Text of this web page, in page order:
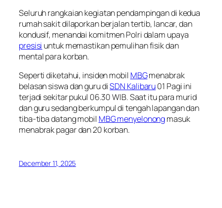
Seluruh rangkaian kegiatan pendampingan di kedua
rumah sakit dilaporkan berjalan tertib, lancar, dan
kondusif, menandai komitmen Polri dalam upaya
presisi untuk memastikan pemulihan fisik dan
mental para korban.
Seperti diketahui, insiden mobil MBGmenabrak
belasan siswa dan guru diSDN Kalibaru01 Pagi ini
terjadi sekitar pukul 06.30 WIB. Saat itu para murid
dan guru sedang berkumpul di tengah lapangan dan
tiba-tiba datang mobil MBG menyelonongmasuk
menabrak pagar dan 20 korban.
December 11, 2025